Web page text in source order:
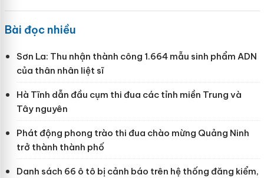
Bài đọc nhiều
Sơn La: Thu nhận thành công 1.664 mẫu sinh phẩm ADN
của thân nhân liệt sĩ
Hà Tĩnh dẫn đầu cụm thi đua các tỉnh miền Trung và
Tây nguyên
Phát động phong trào thi đua chào mừng Quảng Ninh
trở thành thành phố
Danh sách 66 ô tô bị cảnh báo trên hệ thống đăng kiểm,